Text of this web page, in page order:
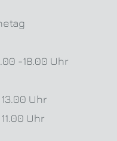
-18.00 Uhr
Uhr
Uhr